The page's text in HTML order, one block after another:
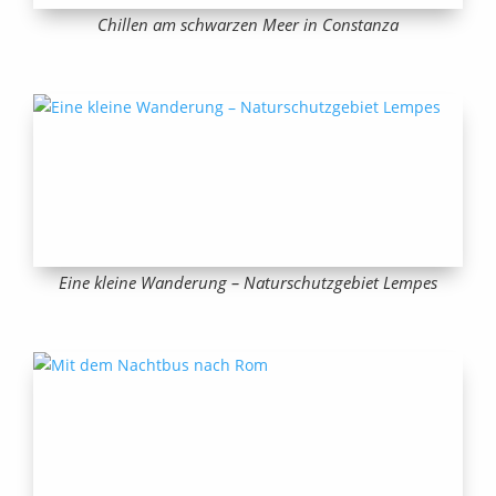
Chillen am schwarzen Meer in Constanza
Eine kleine Wanderung – Naturschutzgebiet Lempes